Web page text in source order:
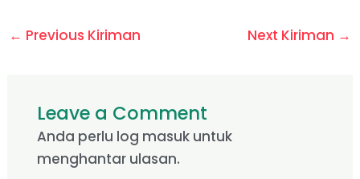
← Previous Kiriman Next Kiriman →
Leave a Comment
Anda perlu log masukuntuk
menghantar ulasan.